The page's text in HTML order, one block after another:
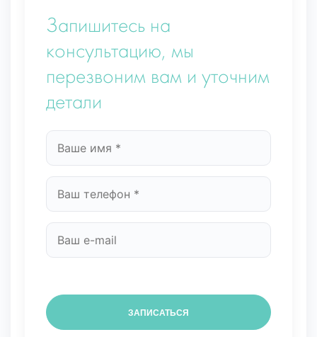
Запишитесь на
консультацию, мы
перезвоним вам и уточним
детали